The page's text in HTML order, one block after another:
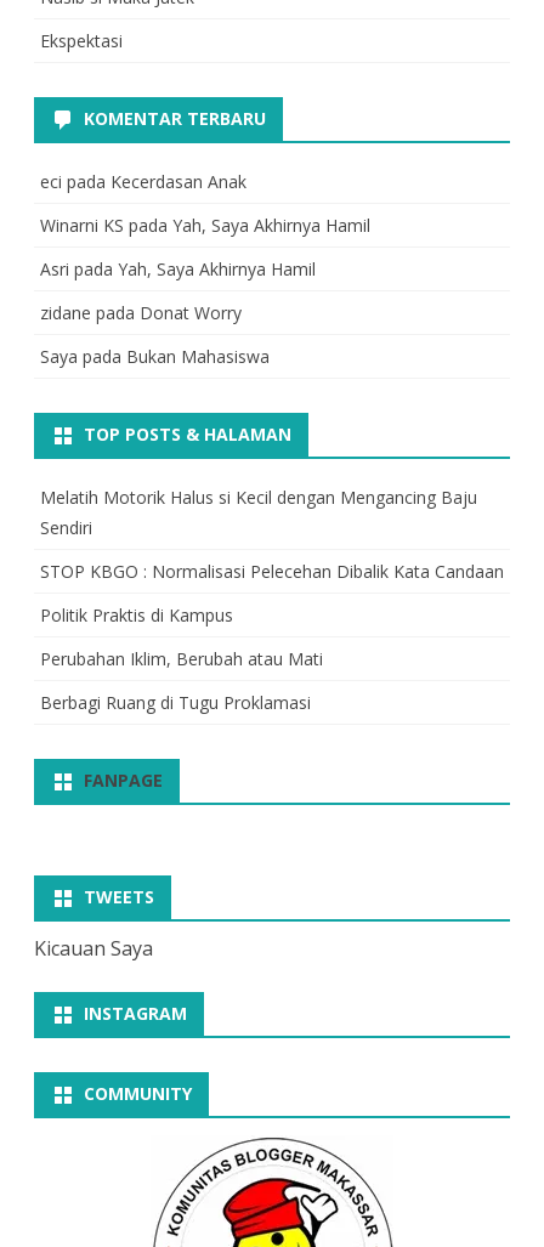
Ekspektasi
KOMENTAR TERBARU
eci pada Kecerdasan Anak
Winarni KS pada Yah, Saya Akhirnya Hamil
Asri pada Yah, Saya Akhirnya Hamil
zidane pada Donat Worry
Saya pada Bukan Mahasiswa
TOP POSTS & HALAMAN
Melatih Motorik Halus si Kecil dengan Mengancing Baju
Sendiri
STOP KBGO : Normalisasi Pelecehan Dibalik Kata Candaan
Politik Praktis di Kampus
Perubahan Iklim, Berubah atau Mati
Berbagi Ruang di Tugu Proklamasi
FANPAGE
TWEETS
Kicauan Saya
INSTAGRAM
COMMUNITY